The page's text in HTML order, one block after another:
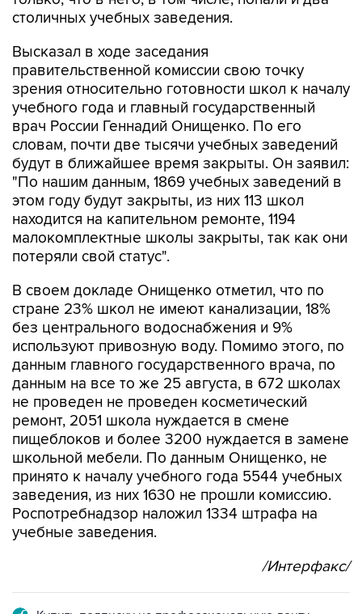
Высказал в ходе заседания
зрения относительно готовности школ к началу
учебного года и главный государственный
врач России Геннадий Онищенко. По его
словам, почти две тысячи учебных заведений
будут в ближайшее время закрыты. Он заявил:
"По нашим данным, 1869 учебных заведений в
этом году будут закрыты, из них 113 школ
находится на капительном ремонте, 1194
малокомплектные школы закрыты, так как они
потеряли свой статус".
В своем докладе Онищенко отметил, что по
без центрального водоснабжения и 9%
используют привозную воду. Помимо этого, по
данным главного государственного врача, по
данным на все то же 25 августа, в 672 школах
не проведен не проведен косметический
ремонт, 2051 школа нуждается в смене
пищеблоков и более 3200 нуждается в замене
школьной мебели. По данным Онищенко, не
принято к началу учебного года 5544 учебных
заведения, из них 1630 не прошли комиссию.
Роспотребнадзор наложил 1334 штрафа на
учебные заведения.
Подписаться на рассылку главных новостей сайта